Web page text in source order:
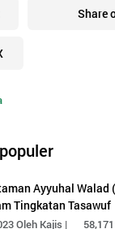
Share
Ayyuhal Walad
Tingkatan Tasawuf
Oleh Kajis |